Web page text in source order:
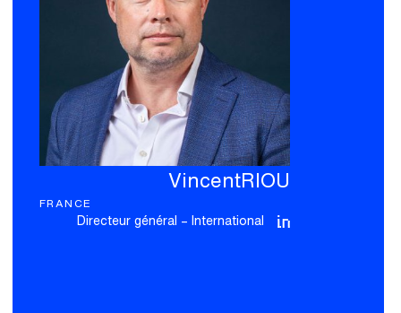
RIOU
Vincent
FRANCE
Directeur général – International